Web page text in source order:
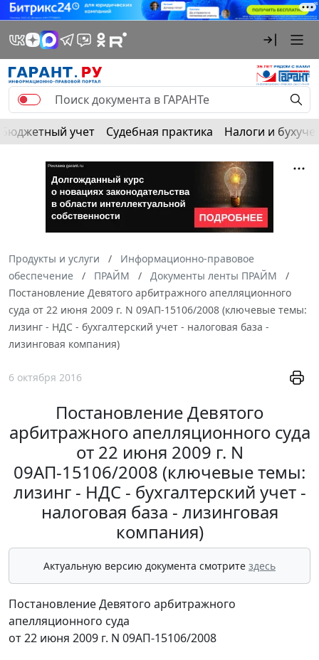
Бюджетный учет Судебная практика Налоги и
Продукты и услуги
Информационно-правовое
обеспечение
ПРАЙМ
Документы ленты ПРАЙМ
Постановление Девятого арбитражного апелляционного
суда от 22 июня 2009 г. N 09АП-15106/2008 (ключевые темы:
лизинг - НДС - бухгалтерский учет - налоговая база -
лизинговая компания)
6 октября 2016
Постановление Девятого
арбитражного апелляционного суда
от 22 июня 2009 г. N
09АП-15106/2008 (ключевые темы:
лизинг - НДС - бухгалтерский учет -
налоговая база - лизинговая
компания)
Актуальную версию документа смотрите здесь
Постановление Девятого арбитражного
апелляционного суда
от 22 июня 2009 г. N 09АП-15106/2008